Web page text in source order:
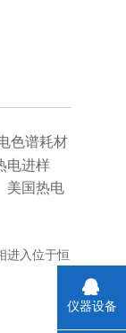
色谱耗材
电进样
美国热电
进入位于恒
仪器设备